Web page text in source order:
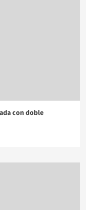
con doble